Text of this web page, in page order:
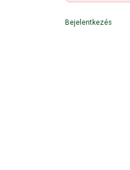
Bejelentkezés